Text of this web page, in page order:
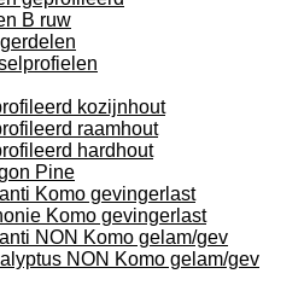
B ruw
kozijnhout
raamhout
hardhout
Pine
Komo gevingerlast
Komo gevingerlast
NON Komo gelam/gev
NON Komo gelam/gev